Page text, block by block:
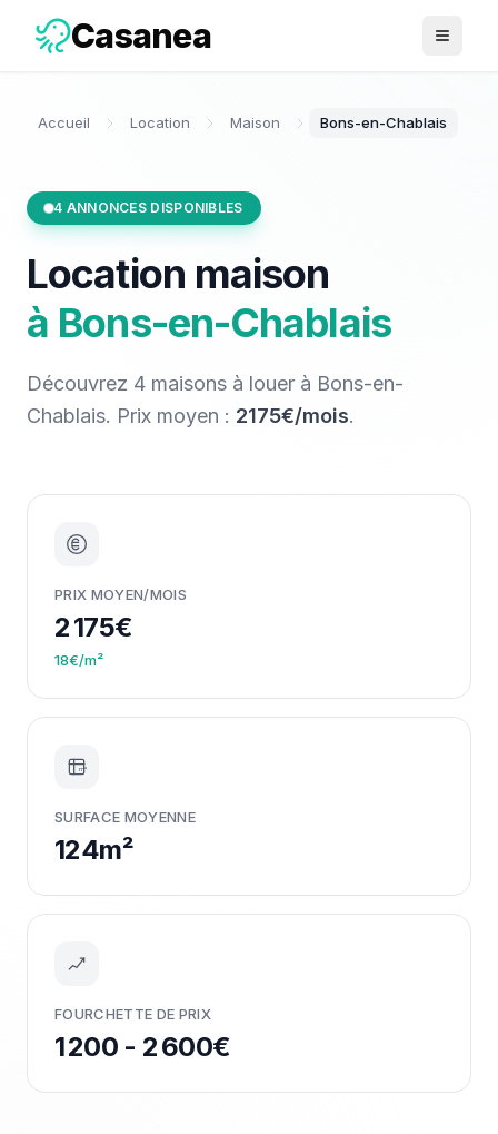
Casanea Ouvrir
Accueil Location Maison Bons-en-Chablais
4 ANNONCES DISPONIBLES
Location maison
à Bons-en-Chablais
Découvrez 4 maisons à louer à Bons-en-
Chablais. Prix moyen : 2175€/mois.
PRIX MOYEN/MOIS
2 175€
18€/m²
m²
SURFACE MOYENNE
124m²
FOURCHETTE DE PRIX
1 200 - 2 600€